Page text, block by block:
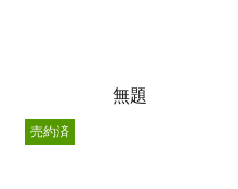
無題
売約済